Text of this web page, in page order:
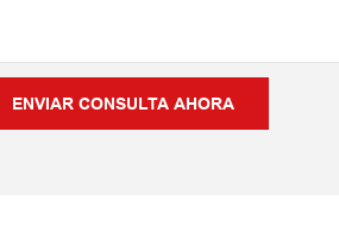
ENVIAR CONSULTA AHORA